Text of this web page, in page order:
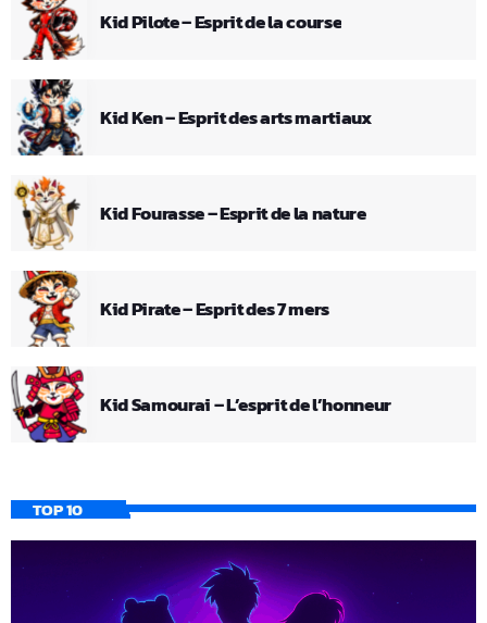
Kid Pilote – Esprit de la course
Kid Ken – Esprit des arts martiaux
Kid Fourasse – Esprit de la nature
Kid Pirate – Esprit des 7 mers
Kid Samourai – L’esprit de l’honneur
TOP 10